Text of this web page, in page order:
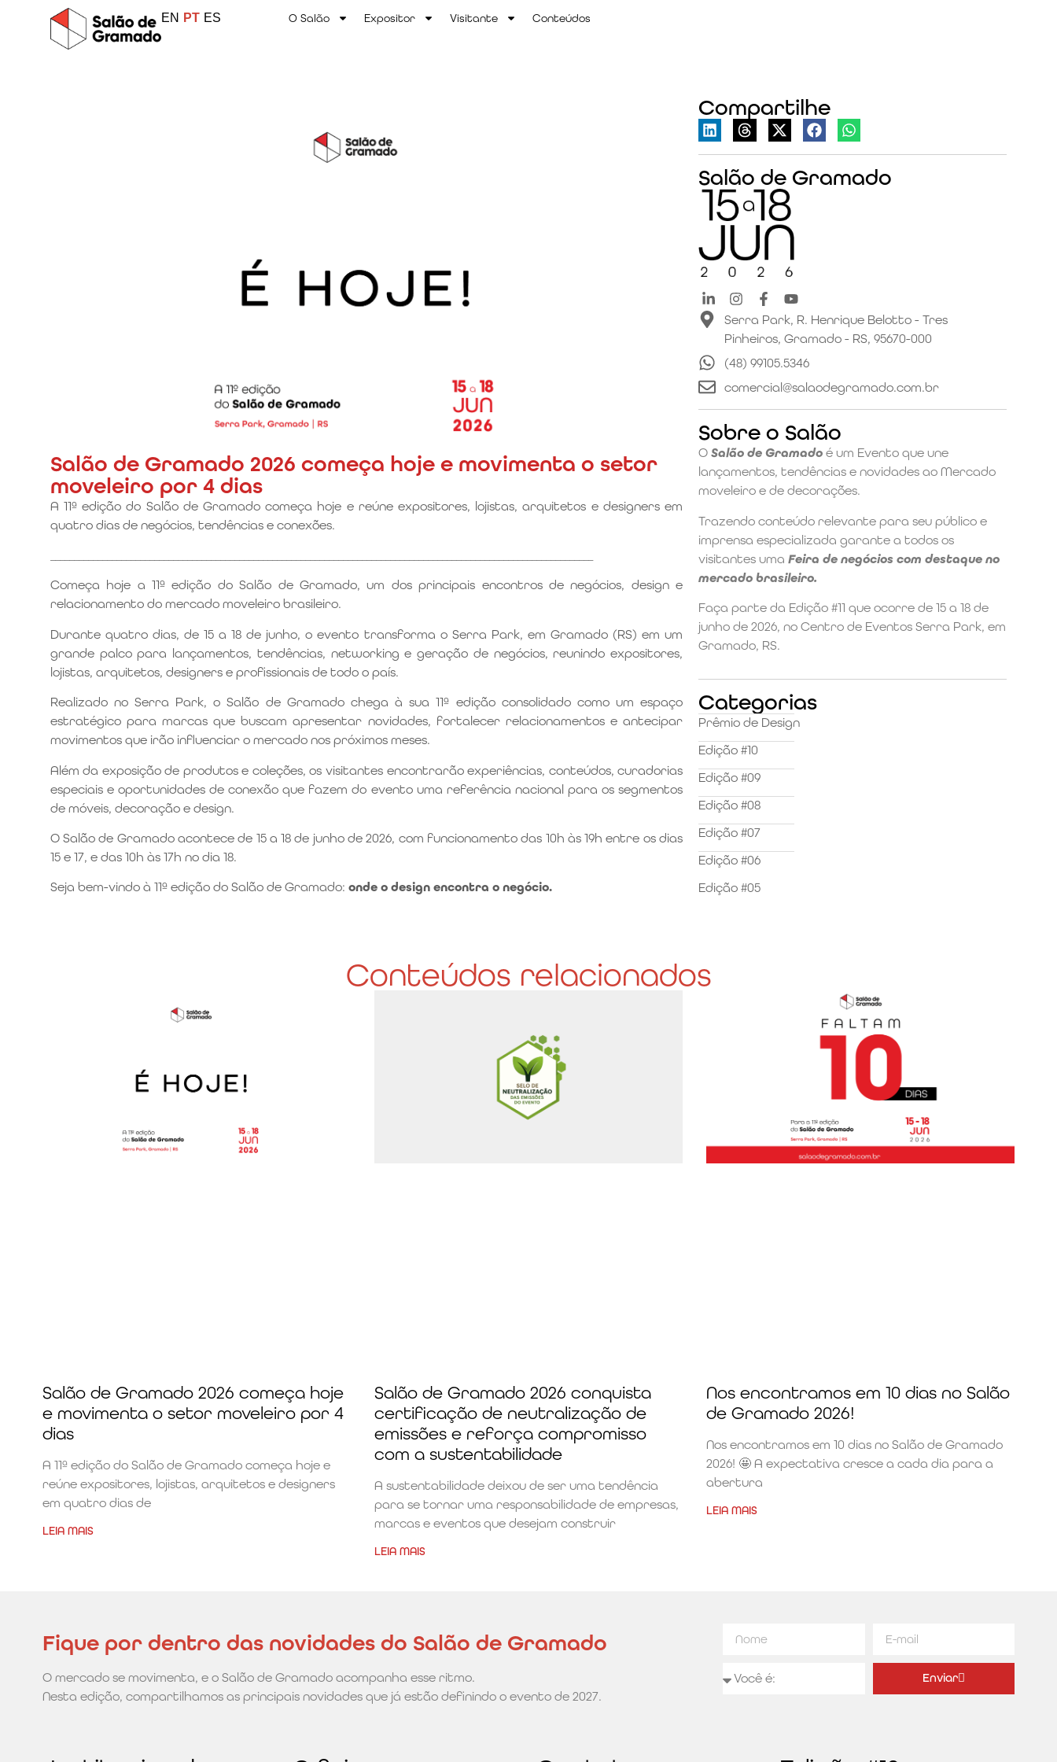
EN PT ES O Salão Expositor Visitante Conteúdos
Compartilhe
Salão de Gramado
Serra Park, R. Henrique Belotto - Tres
Pinheiros, Gramado - RS, 95670-000
(48) 99105.5346
comercial@salaodegramado.com.br
Sobre o Salão
OSalão de Gramado é um Evento que une
lançamentos, tendências e novidades ao Mercado
moveleiro e de decorações.
Trazendo conteúdo relevante para seu público e
imprensa especializada garante a todos os
visitantes umaFeira de negócios com destaque no
mercado brasileiro.
Faça parte da Edição #11 que ocorre de 15 a 18 de
junho de 2026, no Centro de Eventos Serra Park, em
Gramado, RS.
Categorias
Prêmio de Design
Edição #10
Edição #09
Edição #08
Edição #07
Edição #06
Edição #05
Salão de Gramado 2026 começa hoje e movimenta o setor
moveleiro por 4 dias
A 11ª edição do Salão de Gramado começa hoje e reúne expositores, lojistas, arquitetos e designers em
quatro dias de negócios, tendências e conexões.
Começa hoje a 11ª edição do Salão de Gramado, um dos principais encontros de negócios, design e
relacionamento do mercado moveleiro brasileiro.
Durante quatro dias, de 15 a 18 de junho, o evento transforma o Serra Park, em Gramado (RS) em um
grande palco para lançamentos, tendências, networking e geração de negócios, reunindo expositores,
lojistas, arquitetos, designers e profissionais de todo o país.
Realizado no Serra Park, o Salão de Gramado chega à sua 11ª edição consolidado como um espaço
estratégico para marcas que buscam apresentar novidades, fortalecer relacionamentos e antecipar
movimentos que irão influenciar o mercado nos próximos meses.
Além da exposição de produtos e coleções, os visitantes encontrarão experiências, conteúdos, curadorias
especiais e oportunidades de conexão que fazem do evento uma referência nacional para os segmentos
de móveis, decoração e design.
O Salão de Gramado acontece de 15 a 18 de junho de 2026, com funcionamento das 10h às 19h entre os dias
15 e 17, e das 10h às 17h no dia 18.
Seja bem-vindo à 11ª edição do Salão de Gramado: onde o design encontra o negócio.
Conteúdos relacionados
Salão de Gramado 2026 começa hoje
e movimenta o setor moveleiro por 4
dias
A 11ª edição do Salão de Gramado começa hoje e
reúne expositores, lojistas, arquitetos e designers
em quatro dias de
LEIA MAIS
Salão de Gramado 2026 conquista
certificação de neutralização de
emissões e reforça compromisso
com a sustentabilidade
A sustentabilidade deixou de ser uma tendência
para se tornar uma responsabilidade de empresas,
marcas e eventos que desejam construir
LEIA MAIS
Nos encontramos em 10 dias no Salão
de Gramado 2026!
Nos encontramos em 10 dias no Salão de Gramado
2026! 🤩 A expectativa cresce a cada dia para a
abertura
LEIA MAIS
Fique por dentro das novidades do Salão de Gramado
O mercado se movimenta, e o Salão de Gramado acompanha esse ritmo.
Nesta edição, compartilhamos as principais novidades que já estão definindo o evento de 2027.
Enviar